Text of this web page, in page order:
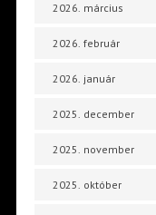
2026. március
2026. február
2026. január
2025. december
2025. november
2025. október